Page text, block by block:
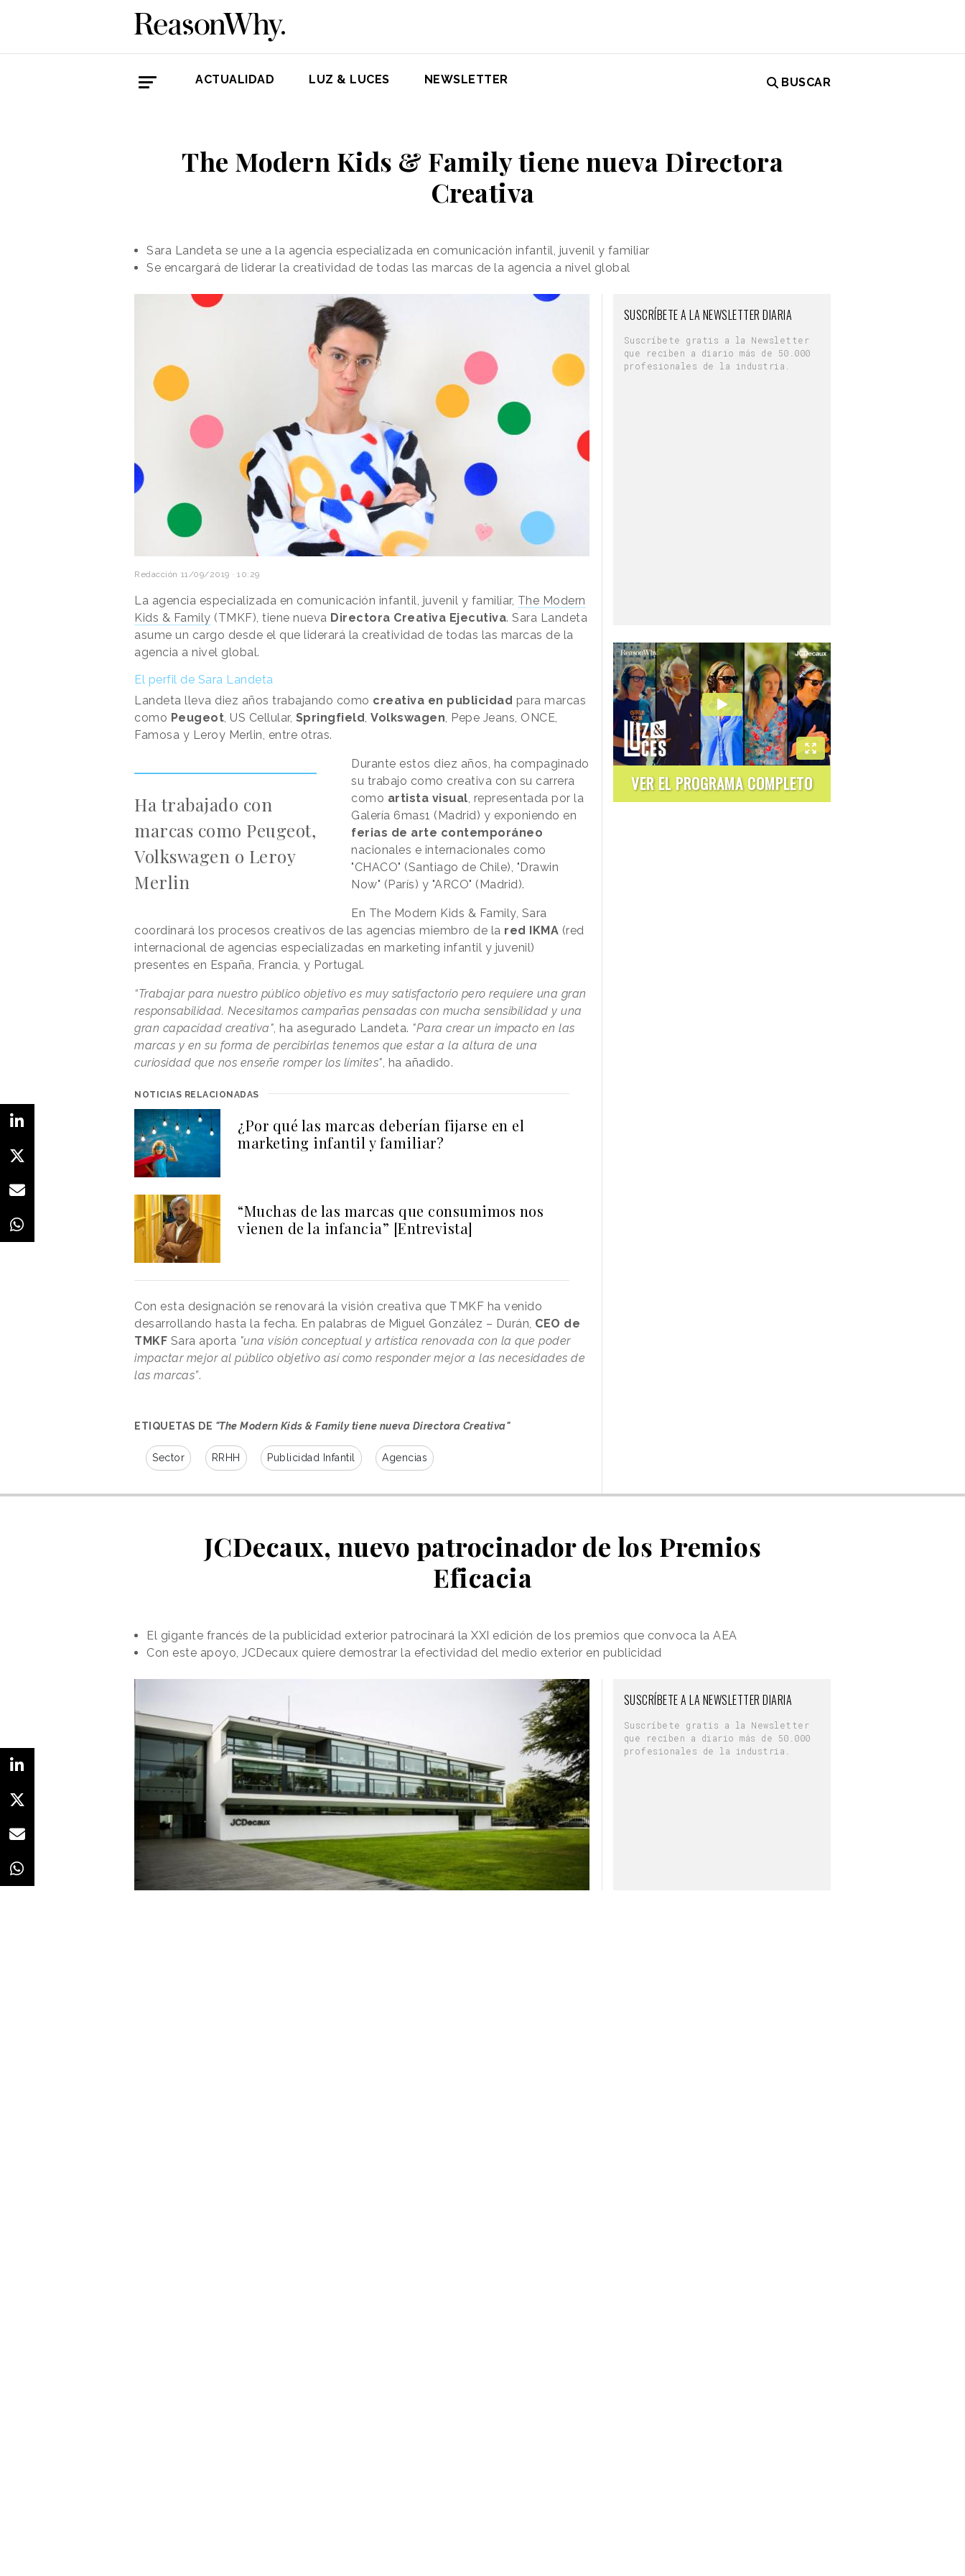
ACTUALIDAD LUZ & LUCES NEWSLETTER BUSCAR
The Modern Kids & Family tiene nueva Directora
Creativa
Sara Landeta se une a la agencia especializada en comunicación infantil, juvenil y familiar
Se encargará de liderar la creatividad de todas las marcas de la agencia a nivel global
Redacción 11/09/2019 · 10:29
La agencia especializada en comunicación infantil, juvenil y familiar, The Modern
Kids & Family (TMKF), tiene nueva Directora Creativa Ejecutiva. Sara Landeta
asume un cargo desde el que liderará la creatividad de todas las marcas de la
agencia a nivel global.
El perfil de Sara Landeta
Landeta lleva diez años trabajando como creativa en publicidad para marcas
como Peugeot , US Cellular, Springfield Volkswagen , Pepe Jeans, ONCE,
Famosa y Leroy Merlin, entre otras.
Ha trabajado con
marcas como Peugeot,
Volkswagen o Leroy
Merlin
Durante estos diez años, ha compaginado
su trabajo como creativa con su carrera
como artista visual , representada por la
Galería 6mas1 (Madrid) y exponiendo en
ferias de arte contemporáneo
nacionales e internacionales como
"CHACO" (Santiago de Chile), "Drawin
Now" (París) y "ARCO" (Madrid).
En The Modern Kids & Family, Sara
coordinará los procesos creativos de las agencias miembro de la red IKMA (red
internacional de agencias especializadas en marketing infantil y juvenil)
presentes en España, Francia, y Portugal.
“Trabajar para nuestro público objetivo es muy satisfactorio pero requiere una gran
responsabilidad. Necesitamos campañas pensadas con mucha sensibilidad y una
gran capacidad creativa" ha asegurado Landeta. "Para crear un impacto en las
marcas y en su forma de percibirlas tenemos que estar a la altura de una
curiosidad que nos enseñe romper los límites" , ha añadido.
NOTICIAS RELACIONADAS
¿Por qué las marcas deberían fijarse en el
marketing infantil y familiar?
“Muchas de las marcas que consumimos nos
vienen de la infancia” [Entrevista]
Con esta designación se renovará la visión creativa que TMKF ha venido
desarrollando hasta la fecha. En palabras de Miguel González – Durán, CEO de
TMKF Sara aporta "una visión conceptual y artística renovada con la que poder
impactar mejor al público objetivo así como responder mejor a las necesidades de
las marcas”.
ETIQUETAS DE "The Modern Kids & Family tiene nueva Directora Creativa"
Sector RRHH Publicidad Infantil Agencias
SUSCRÍBETE A LA NEWSLETTER DIARIA
Suscríbete gratis a la Newsletter
que reciben a diario más de 50.000
profesionales de la industria.
VER EL PROGRAMA COMPLETO
JCDecaux, nuevo patrocinador de los Premios
Eficacia
El gigante francés de la publicidad exterior patrocinará la XXI edición de los premios que convoca la AEA
Con este apoyo, JCDecaux quiere demostrar la efectividad del medio exterior en publicidad
SUSCRÍBETE A LA NEWSLETTER DIARIA
Suscríbete gratis a la Newsletter
que reciben a diario más de 50.000
profesionales de la industria.